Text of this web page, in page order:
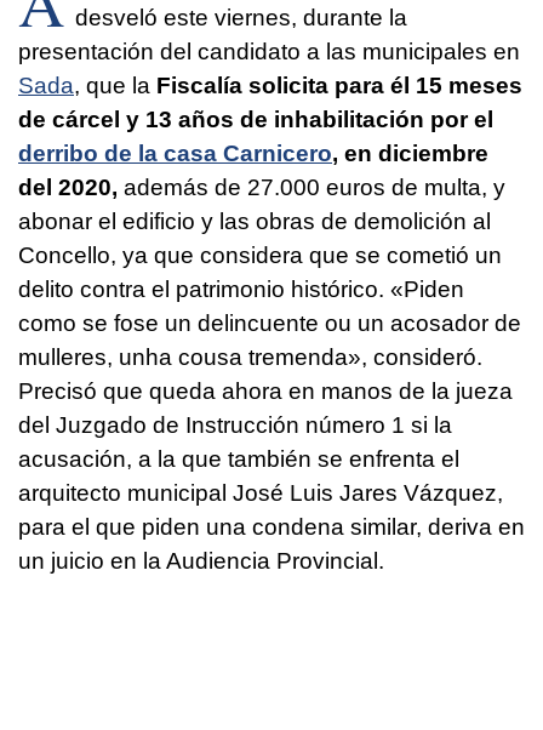
desveló este viernes, durante la
presentación del candidato a las municipales en
Sada, que la Fiscalía solicita para él 15 meses
de cárcel y 13 años de inhabilitación por el
derribo de la casa Carnicero, en diciembre
del 2020, además de 27.000 euros de multa, y
abonar el edificio y las obras de demolición al
Concello, ya que considera que se cometió un
delito contra el patrimonio histórico. «Piden
como se fose un delincuente ou un acosador de
mulleres, unha cousa tremenda», consideró.
Precisó que queda ahora en manos de la jueza
del Juzgado de Instrucción número 1 si la
acusación, a la que también se enfrenta el
arquitecto municipal José Luis Jares Vázquez,
para el que piden una condena similar, deriva en
un juicio en la Audiencia Provincial.